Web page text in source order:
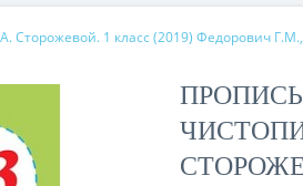
Сторожевой. 1 класс (2019) Федорович